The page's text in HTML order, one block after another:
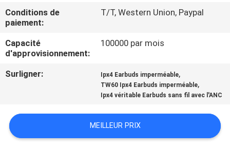
CONTACTEZ-
NOUS
NOUVELLES
PLAN
Conditions de
paiement:
T/T, Western Union, Paypal
Capacité
d'approvisionnement:
100000 par mois
Surligner: Ipx4 Earbuds imperméable,
TW60 Ipx4 Earbuds imperméable,
Ipx4 véritable Earbuds sans fil avec l'ANC
MEILLEUR PRIX